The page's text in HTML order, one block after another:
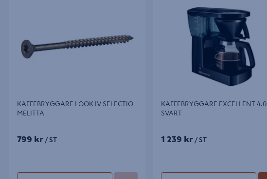
KAFFEBRYGGARE LOOK IV SELECTIO
MELITTA
799 kr / ST
KAFFEBRYGGARE EXCELLENT 4.0
SVART
1 239 kr / ST